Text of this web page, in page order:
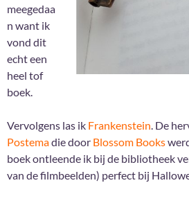
meegedaa
n want ik
vond dit
echt een
heel tof
boek.
Vervolgens las ik Frankenstein. De
Postemadie door Blossom Books
boek ontleende ik bij de bibliotheek
van de filmbeelden) perfect bij